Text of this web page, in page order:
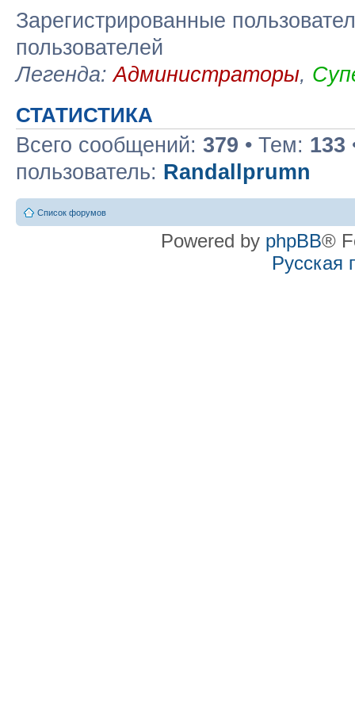
Зарегистрированные
пользователей
Легенда:Администраторы,
СТАТИСТИКА
Всего сообщений: 379 • Тем: 133
пользователь: Randallprumn
Список форумов
Powered by phpBB®
Русская